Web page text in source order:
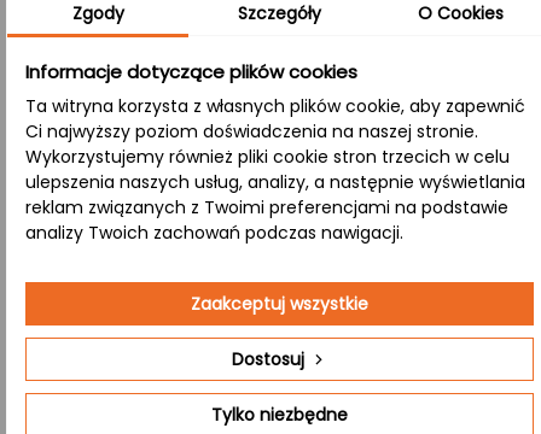
Klasa, w której strona A (góra) prezentuje powierzchnię
bez sęków, a strona B (dół) eksponuje naturalne sęki,
różnorodną kolorystykę i subtelne przebarwienia.
Zastosowanie:
– Drewno olejowane, które tworzy
przyjazną atmosferę idealną do spotkań przy
– Naturalne drewno tworzące przytulną
atmosferę podczas rodzinnych spotkań. Blat
Zgody Szczegóły O Cookies
Informacje dotyczące plików cookies
Ta witryna korzysta z własnych plików cookie, aby zapewnić
Ci najwyższy poziom doświadczenia na naszej stronie.
Wykorzystujemy również pliki cookie stron trzecich w celu
ulepszenia naszych usług, analizy, a następnie wyświetlania
reklam związanych z Twoimi preferencjami na podstawie
analizy Twoich zachowań podczas nawigacji.
Tylko niezbędne
Dostosuj
Zaakceptuj wszystkie